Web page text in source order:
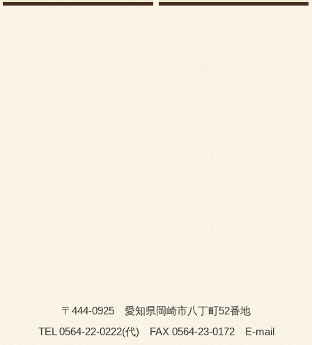
〒444-0925 愛知県岡崎市八丁町52番地
TEL 0564-22-0222(代) FAX 0564-23-0172 E-mail